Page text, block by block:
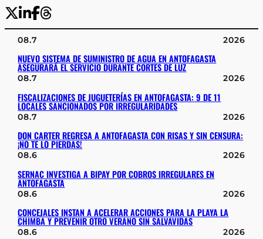
08.7 2026
NUEVO SISTEMA DE SUMINISTRO DE AGUA EN ANTOFAGASTA
ASEGURARÁ EL SERVICIO DURANTE CORTES DE LUZ
08.7 2026
FISCALIZACIONES DE JUGUETERÍAS EN ANTOFAGASTA: 9 DE 11
LOCALES SANCIONADOS POR IRREGULARIDADES
08.7 2026
DON CARTER REGRESA A ANTOFAGASTA CON RISAS Y SIN CENSURA:
¡NO TE LO PIERDAS!
08.6 2026
SERNAC INVESTIGA A BIPAY POR COBROS IRREGULARES EN
ANTOFAGASTA
08.6 2026
CONCEJALES INSTAN A ACELERAR ACCIONES PARA LA PLAYA LA
CHIMBA Y PREVENIR OTRO VERANO SIN SALVAVIDAS
08.6 2026